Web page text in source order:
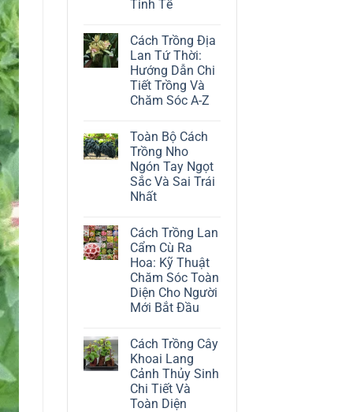
Tinh Tế
bình
luận
ở
Cách
Trồng
Cây
Đô
Kỹ
Thuật
Chăm
Sóc
Lá
Bạc
Tinh
Cách Trồng Địa
Lan Tứ Thời:
Hướng Dẫn Chi
Tiết Trồng Và
Chăm Sóc A-Z
bình
luận
Cách
Trồng
Địa
Lan
Hướng
Dẫn
Chi
Tiết
Trồng
Và
Chăm
Sóc
A-
Toàn Bộ Cách
Trồng Nho
Ngón Tay Ngọt
Sắc Và Sai Trái
Nhất
bình
luận
ở
Toàn
Bộ
Cách
Trồng
Nho
Ngón
Sắc
Và
Sai
Trái
Nhất
Cách Trồng Lan
Cẩm Cù Ra
Hoa: Kỹ Thuật
Chăm Sóc Toàn
Diện Cho Người
Mới Bắt Đầu
bình
luận
ở
Cách
Trồng
Lan
Cẩm
Cách Trồng Cây
Khoai Lang
Cảnh Thủy Sinh
Chi Tiết Và
Toàn Diện